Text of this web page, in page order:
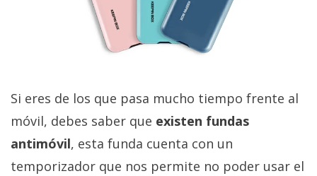
Si eres de los que pasa mucho tiempo frente al
móvil, debes saber que existen fundas
antimóvil, esta funda cuenta con un
temporizador que nos permite no poder usar el